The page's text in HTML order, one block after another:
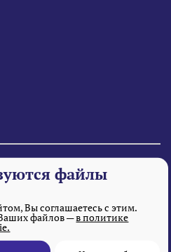
Все права защищены.
файлы
Вы соглашаетесь с этим.
файлов —в политике